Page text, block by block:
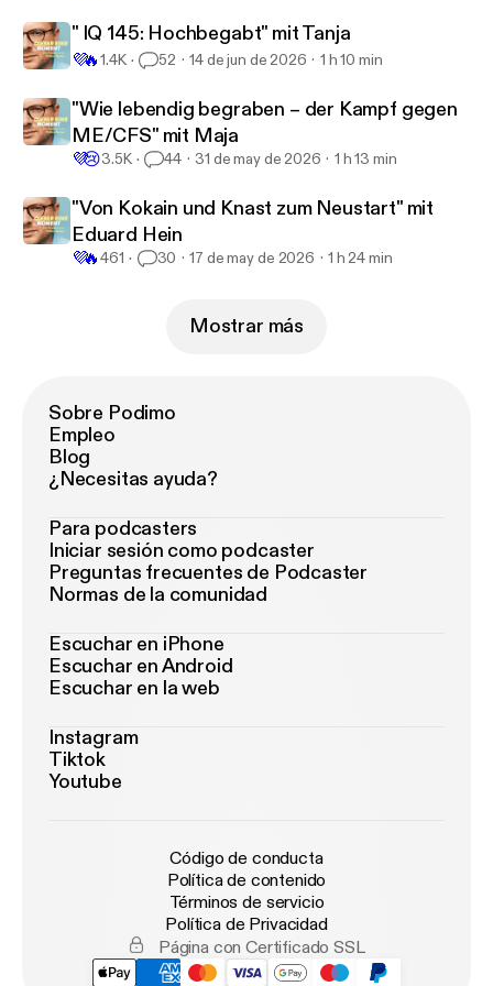
" IQ 145: Hochbegabt" mit Tanja
💜🔥1.4K 52 14 de jun de 2026 1 h 10 min
"Wie lebendig begraben – der Kampf gegen
ME/CFS" mit Maja
💜😢3.5K 44 31 de may de 2026 1 h 13 min
"Von Kokain und Knast zum Neustart" mit
Eduard Hein
💜🔥461 30 17 de may de 2026 1 h 24 min
Mostrar más
Sobre Podimo
Empleo
Blog
¿Necesitas ayuda?
Para podcasters
Iniciar sesión como podcaster
Preguntas frecuentes de Podcaster
Normas de la comunidad
Escuchar en iPhone
Escuchar en Android
Escuchar en la web
Instagram
Tiktok
Youtube
Código de conducta
Política de contenido
Términos de servicio
Política de Privacidad
Página con Certificado SSL